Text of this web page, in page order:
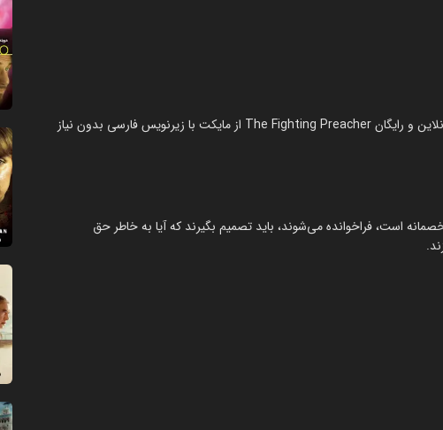
فیلم واعظ مبارز در سال 2019 در ژانر کمدی ساخته شده است. تماشای آنلاین و رایگان The Fighting Preacher از مایکت با زیرنویس فارسی بدون نیاز
است، فراخوانده می‌شوند، باید تصمیم بگیرند که آیا به خاطر حق